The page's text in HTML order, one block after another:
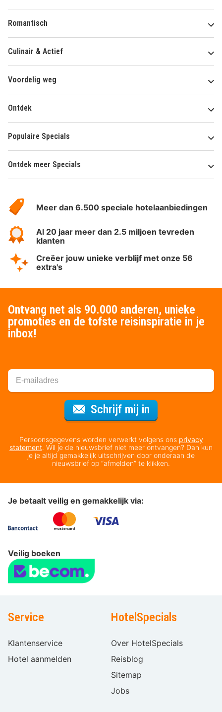
Romantisch
Culinair & Actief
Voordelig weg
Ontdek
Populaire Specials
Ontdek meer Specials
HotelSpecials
Meer dan 6.500 speciale hotelaanbiedingen
Al 20 jaar meer dan 2.5 miljoen tevreden
klanten
Creëer jouw unieke verblijf met onze 56
extra's
Ontvang net als 90.000 anderen, unieke
promoties en de tofste reisinspiratie in je
inbox!
Schrijf mij in
Persoonsgegevens worden verwerkt volgens ons privacy
statement. Wil je de nieuwsbrief niet meer ontvangen? Dan kun
je je altijd gemakkelijk uitschrijven door onderaan de
nieuwsbrief op “afmelden” te klikken.
Je betaalt veilig en gemakkelijk via:
Veilig boeken
Service
Klantenservice
Hotel aanmelden
HotelSpecials
Over HotelSpecials
Reisblog
Sitemap
Jobs